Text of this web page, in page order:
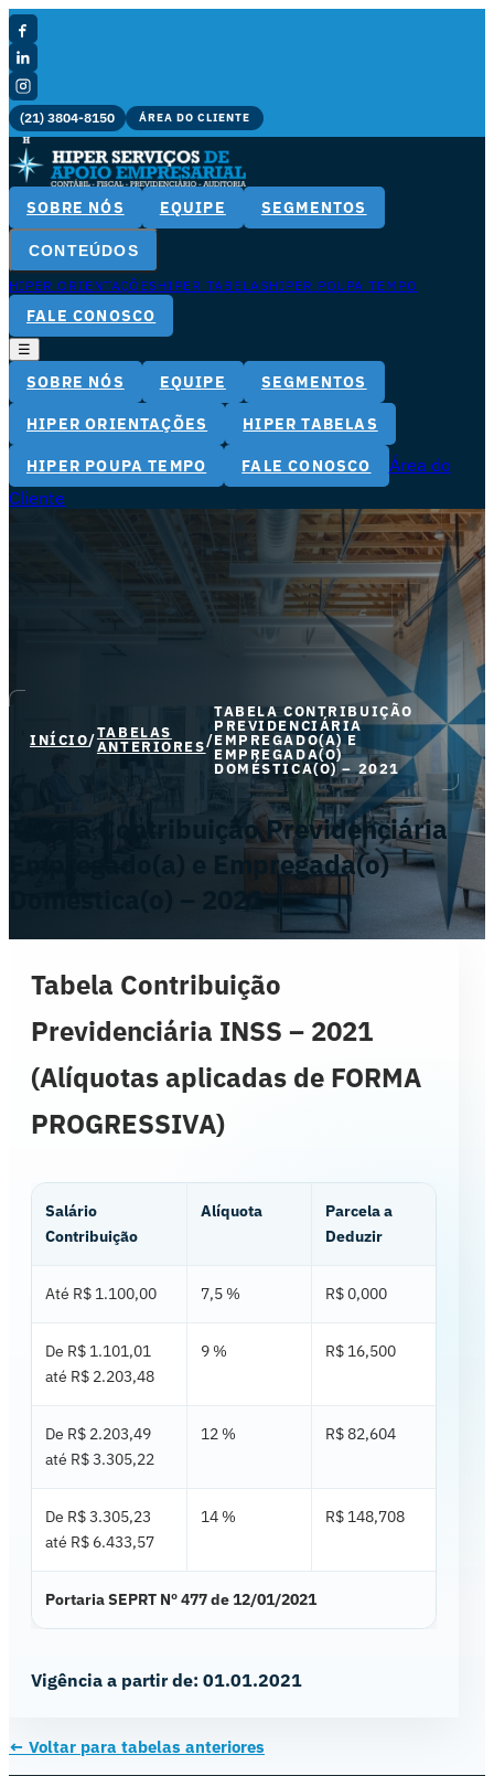
(21) 3804-8150 ÁREA DO CLIENTE
SOBRE NÓS EQUIPE SEGMENTOS
CONTEÚDOS
HIPER ORIENTAÇÕESHIPER TABELASHIPER POUPA TEMPO
FALE CONOSCO
☰
SOBRE NÓS EQUIPE SEGMENTOS
HIPER ORIENTAÇÕES HIPER TABELAS
HIPER POUPA TEMPO FALE CONOSCO
Área do
Cliente
INÍCIO/TABELAS
ANTERIORES/
TABELA CONTRIBUIÇÃO
PREVIDENCIÁRIA
EMPREGADO(A) E
EMPREGADA(O)
DOMÉSTICA(O) – 2021
Tabela Contribuição Previdenciária
Empregado(a) e Empregada(o)
Doméstica(o) – 2021
Tabela Contribuição
Previdenciária INSS – 2021
(Alíquotas aplicadas de FORMA
PROGRESSIVA)
Salário
Contribuição
Alíquota
Parcela a
Deduzir
Até R$ 1.100,00 7,5 % R$ 0,000
De R$ 1.101,01
até R$ 2.203,48
9 % R$ 16,500
De R$ 2.203,49
até R$ 3.305,22
12 % R$ 82,604
De R$ 3.305,23
até R$ 6.433,57
14 % R$ 148,708
Portaria SEPRT Nº 477 de 12/01/2021
Vigência a partir de: 01.01.2021
← Voltar para tabelas anteriores